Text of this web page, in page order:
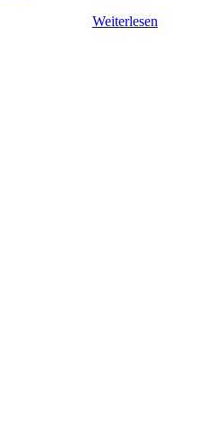
Weiterlesen